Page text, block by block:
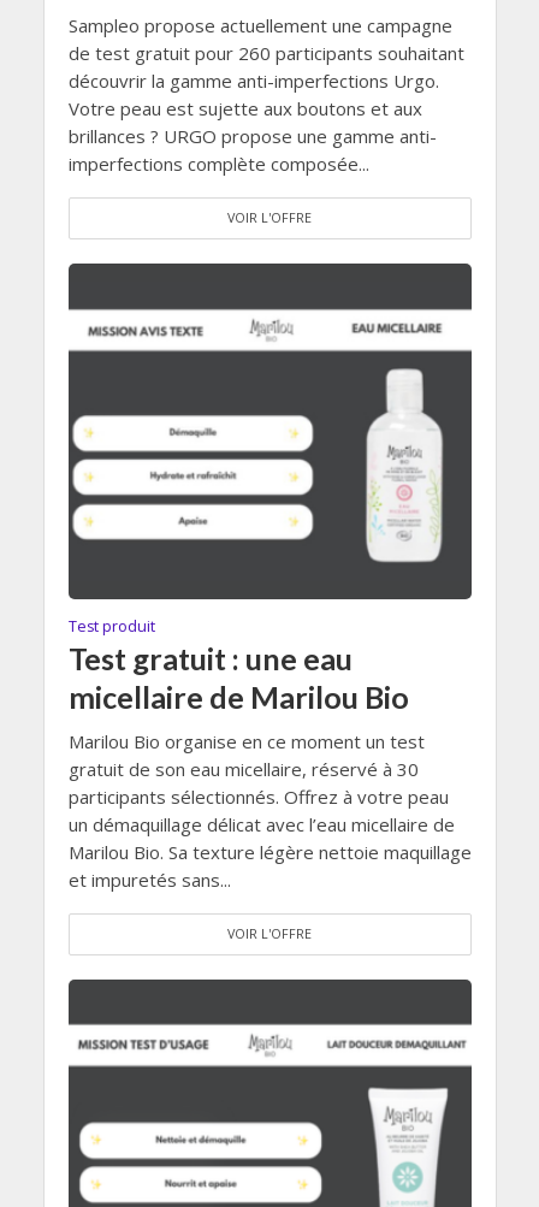
Sampleo propose actuellement une campagne
de test gratuit pour 260 participants souhaitant
découvrir la gamme anti-imperfections Urgo.
Votre peau est sujette aux boutons et aux
brillances ? URGO propose une gamme anti-
imperfections complète composée...
VOIR L'OFFRE
Test produit
Test gratuit : une eau
micellaire de Marilou Bio
Marilou Bio organise en ce moment un test
gratuit de son eau micellaire, réservé à 30
participants sélectionnés. Offrez à votre peau
un démaquillage délicat avec l’eau micellaire de
Marilou Bio. Sa texture légère nettoie maquillage
et impuretés sans...
VOIR L'OFFRE